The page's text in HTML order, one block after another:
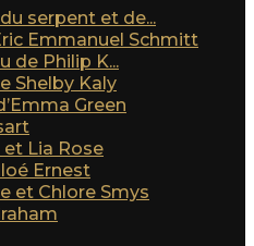
serpent et de...
Emmanuel Schmitt
de Philip K...
Shelby Kaly
Green
et Lia Rose
Ernest
et Chlore Smys